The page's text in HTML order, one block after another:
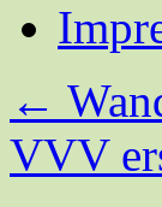
←
VVV